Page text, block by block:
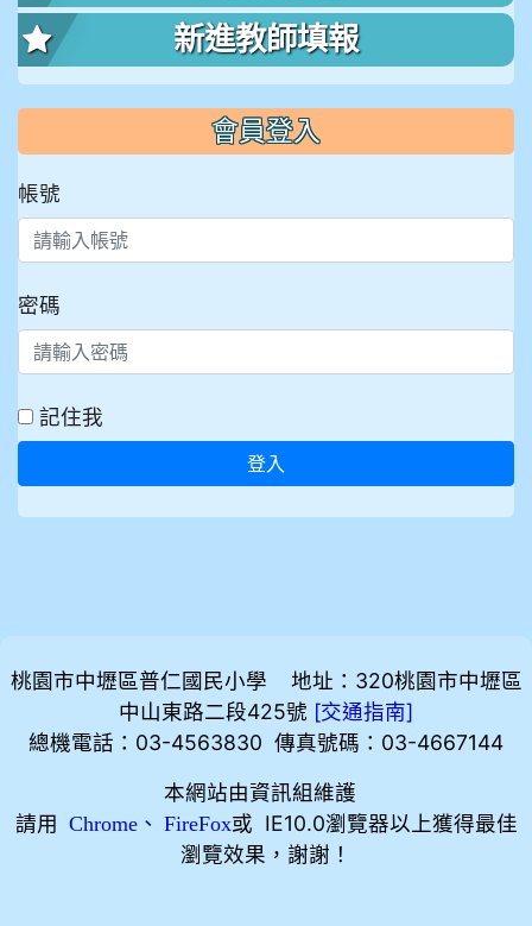
新進教師填報
會員登入
帳號
密碼
記住我
登入
桃園市中壢區普仁國民小學 地址：320桃園市中壢區
中山東路二段425號 [交通指南]
總機電話：03-4563830 傳真號碼：03-4667144
本網站由資訊組維護
請用
Chrome、 FireFox或 IE10.0瀏覽器以上獲得最佳
瀏覽效果，謝謝！